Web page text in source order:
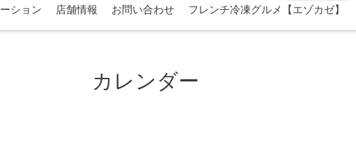
ション
店舗情報 お問い合わせ フレンチ冷凍グルメ【エゾカゼ】
カレンダー